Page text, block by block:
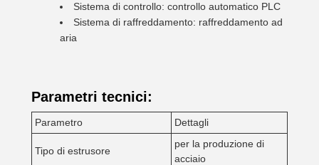
Sistema di controllo: controllo automatico PLC
Sistema di raffreddamento: raffreddamento ad
aria
Parametri tecnici:
Parametro Dettagli
Tipo di estrusore
per la produzione di
acciaio